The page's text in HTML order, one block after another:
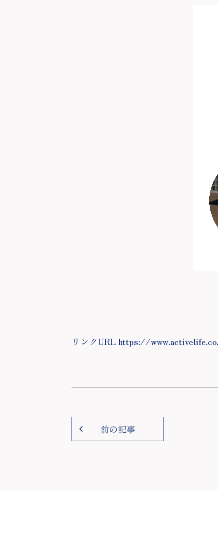
リンクURL https://
前の記事